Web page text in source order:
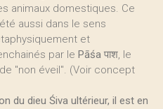
animaux domestiques. Ce
aussi dans le sens
et
par le Pāśa पाश, le
"non éveil". (Voir concept
du dieu Śiva ultérieur, il est en